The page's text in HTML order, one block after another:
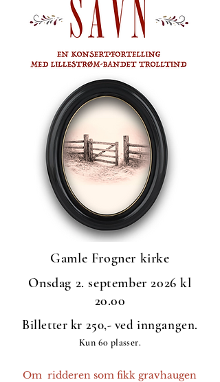
Gamle Frogner kirke
Onsdag 2. september 2026 kl
20.00
Billetter kr 250,- ved inngangen.
Kun 60 plasser.
Om ridderen som fikk gravhaugen